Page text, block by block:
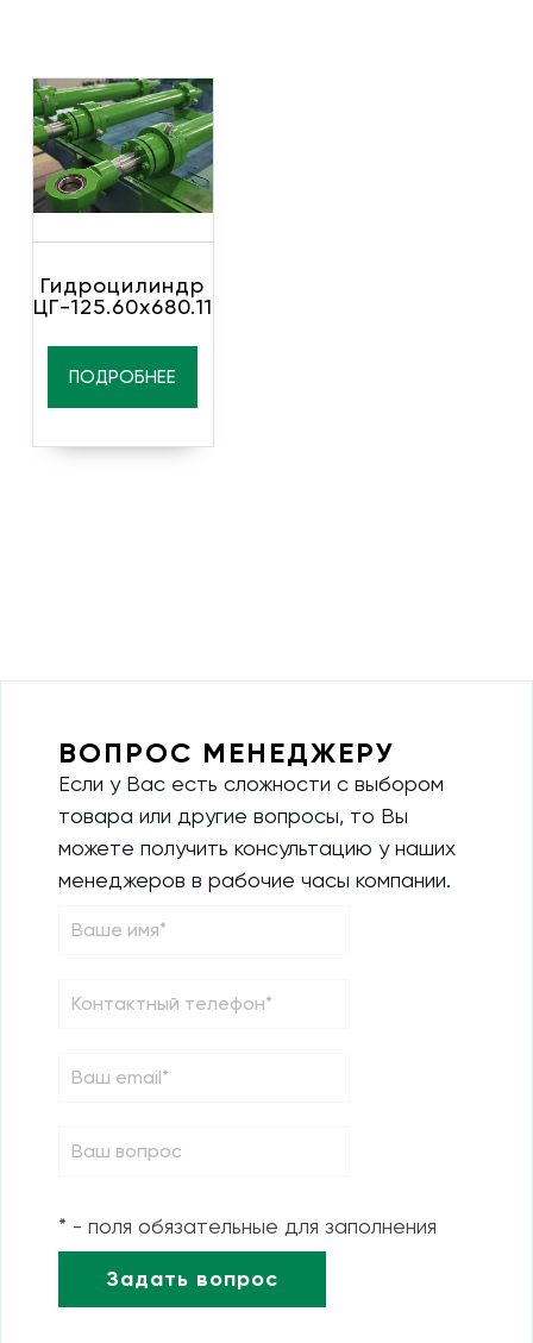
Гидроцилиндр
ЦГ-125.60х680.11
ПОДРОБНЕЕ
ВОПРОС МЕНЕДЖЕРУ
Если у Вас есть сложности с выбором
товара или другие вопросы, то Вы
можете получить консультацию у наших
менеджеров в рабочие часы компании.
* - поля обязательные для заполнения